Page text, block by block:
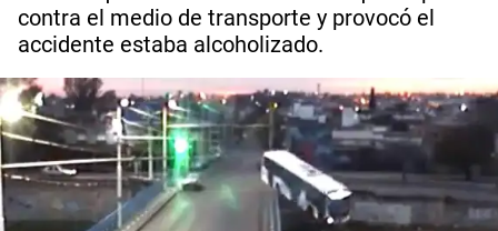
contra el medio de transporte y provocó el
accidente estaba alcoholizado.